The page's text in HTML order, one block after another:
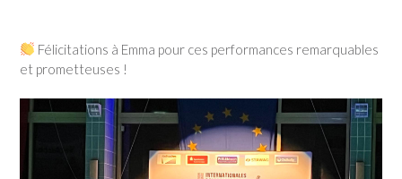
Félicitations à Emma pour ces performances remarquables
et prometteuses !